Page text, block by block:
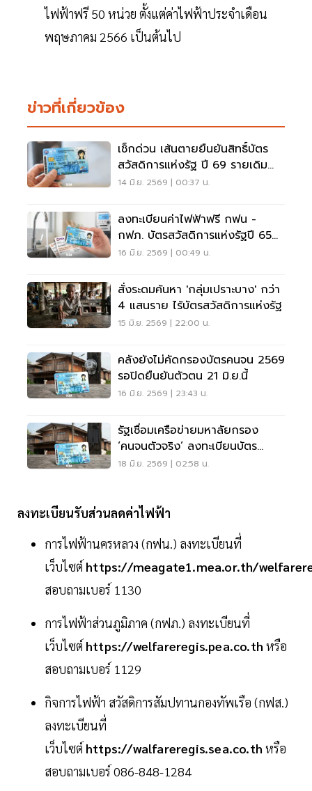
ไฟฟ้าฟรี 50 หน่วย ตั้งแต่ค่าไฟฟ้าประจำเดือน
พฤษภาคม 2566 เป็นต้นไป
ข่าวที่เกี่ยวข้อง
เช็กด่วน เส้นตายยืนยันสิทธิ์บัตร
สวัสดิการแห่งรัฐ ปี 69 รายเดิม
ก่อนชวดสิทธิ์
14 มิ.ย. 2569 | 00:37 น.
ลงทะเบียนค่าไฟฟ้าฟรี กฟน -
กฟภ. บัตรสวัสดิการแห่งรัฐปี 65
รีบยืนยันสิทธิด่วน
16 มิ.ย. 2569 | 00:49 น.
สั่งระดมค้นหา 'กลุ่มเปราะบาง' กว่า
4 แสนราย ไร้บัตรสวัสดิการแห่งรัฐ
15 มิ.ย. 2569 | 22:00 น.
คลังยังไม่คัดกรองบัตรคนจน 2569
รอปิดยืนยันตัวตน 21 มิ.ย.นี้
16 มิ.ย. 2569 | 23:43 น.
รัฐเชื่อมเครือข่ายมหาลัยกรอง
‘คนจนตัวจริง’ ลงทะเบียนบัตร
สวัสดิการแห่งรัฐ
18 มิ.ย. 2569 | 02:58 น.
ลงทะเบียนรับส่วนลดค่าไฟฟ้า
การไฟฟ้านครหลวง (กฟน.) ลงทะเบียนที่
เว็บไซต์ https://meagate1.mea.or.th/
สอบถามเบอร์ 1130
การไฟฟ้าส่วนภูมิภาค (กฟภ.) ลงทะเบียนที่
เว็บไซต์ https://welfareregis.pea.co.th หรือ
สอบถามเบอร์ 1129
กิจการไฟฟ้า สวัสดิการสัมปทานกองทัพเรือ (กฟส.)
ลงทะเบียนที่
เว็บไซต์ https://walfareregis.sea.co.th หรือ
สอบถามเบอร์ 086-848-1284